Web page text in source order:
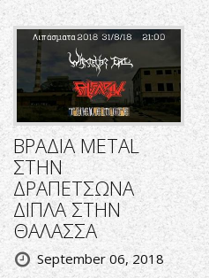
ΒΡΑΔΙΑ METAL
ΣΤΗΝ
ΔΡΑΠΕΤΣΩΝΑ
ΔΙΠΛΑ ΣΤΗΝ
ΘΑΛΑΣΣΑ
September 06, 2018